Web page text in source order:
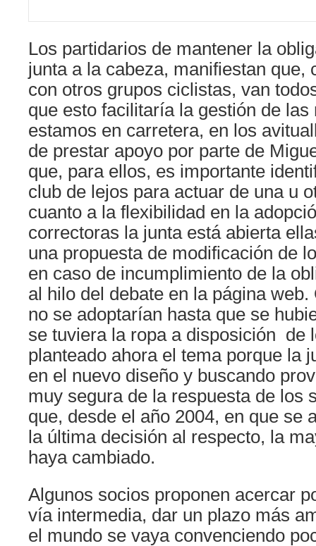
Los partidarios de mantener la
junta a la cabeza, manifiestan que,
con otros grupos ciclistas, van
que esto facilitaría la gestión de las
estamos en carretera, en los
de prestar apoyo por parte de
que, para ellos, es importante
club de lejos para actuar de una u
cuanto a la flexibilidad en la
correctoras la junta está abierta
una propuesta de modificación de
en caso de incumplimiento de la
al hilo del debate en la página
no se adoptarían hasta que se
se tuviera la ropa a disposición de
planteado ahora el tema porque la
en el nuevo diseño y buscando
muy segura de la respuesta de los
que, desde el año 2004, en que se
la última decisión al respecto, la
haya cambiado.
Algunos socios proponen acercar
vía intermedia, dar un plazo más
el mundo se vaya convenciendo